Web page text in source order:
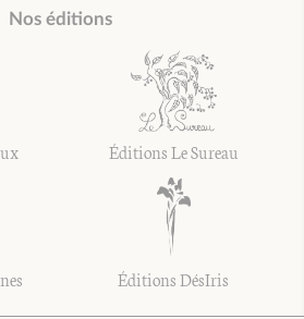
Nos éditions
Éditions Le Sureau
Éditions DésIris